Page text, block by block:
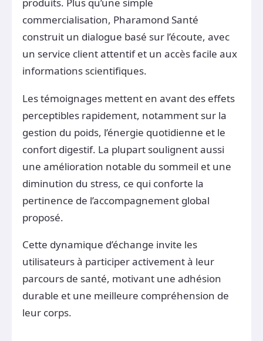
commercialisation, Pharamond Santé
construit un dialogue basé sur l’écoute, avec
un service client attentif et un accès facile aux
informations scientifiques.
Les témoignages mettent en avant des effets
perceptibles rapidement, notamment sur la
gestion du poids, l’énergie quotidienne et le
confort digestif. La plupart soulignent aussi
une amélioration notable du sommeil et une
diminution du stress, ce qui conforte la
pertinence de l’accompagnement global
proposé.
Cette dynamique d’échange invite les
utilisateurs à participer activement à leur
parcours de santé, motivant une adhésion
durable et une meilleure compréhension de
leur corps.